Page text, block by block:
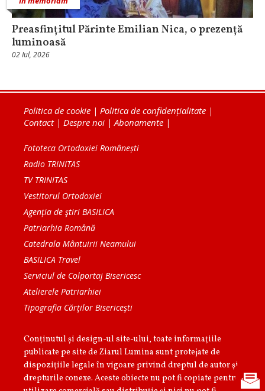
Preasfințitul Părinte Emilian Nica, o prezență
luminoasă
02 Iul, 2026
Politica de cookie | Politica de confidențialitate |
Contact| Despre noi |Abonamente |
Fototeca Ortodoxiei Românești
Radio TRINITAS
TV TRINITAS
Vestitorul Ortodoxiei
Agenţia de ştiri BASILICA
Patriarhia Română
Catedrala Mântuirii Neamului
BASILICA Travel
Serviciul de Colportaj Bisericesc
Atelierele Patriarhiei
Tipografia Cărţilor Bisericeşti
Conținutul și design-ul site-ului, toate informaţiile
publicate pe site de Ziarul Lumina sunt protejate de
dispoziţiile legale în vigoare privind dreptul de autor şi
drepturile conexe. Aceste obiecte nu pot fi copiate pentru